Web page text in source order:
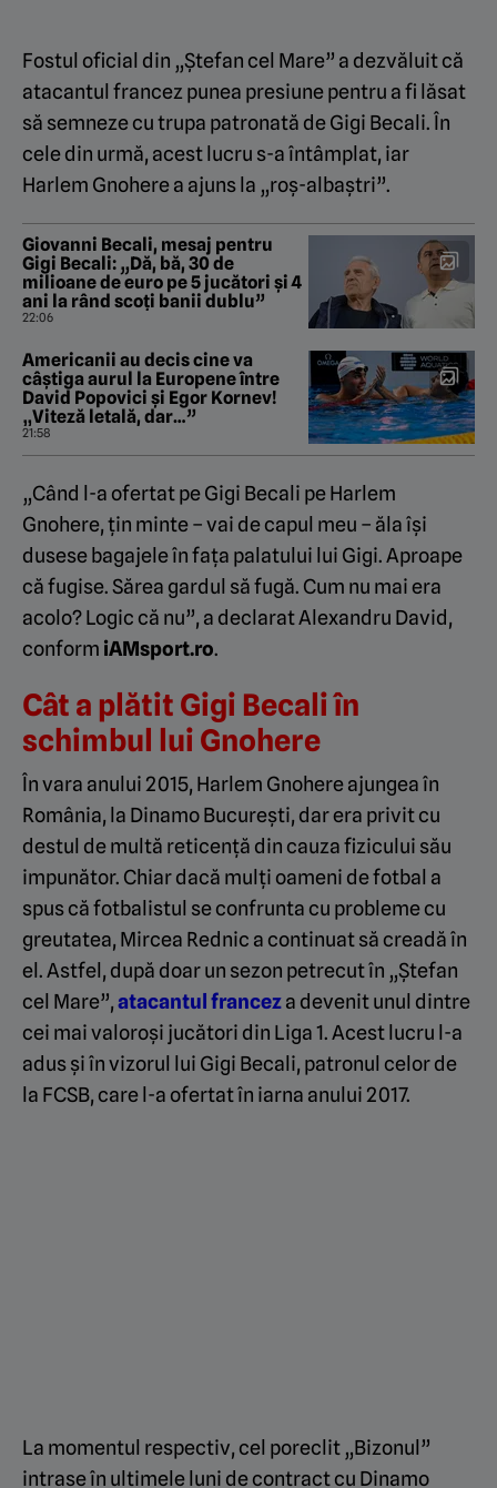
Fostul oficial din „Ștefan cel Mare” a dezvăluit că
atacantul francez punea presiune pentru a fi lăsat
să semneze cu trupa patronată de Gigi Becali. În
cele din urmă, acest lucru s-a întâmplat, iar
Harlem Gnohere a ajuns la „roș-albaștri”.
Giovanni Becali, mesaj pentru
Gigi Becali: „Dă, bă, 30 de
milioane de euro pe 5 jucători și 4
ani la rând scoți banii dublu”
22:06
Americanii au decis cine va
câștiga aurul la Europene între
David Popovici și Egor Kornev!
„Viteză letală, dar…”
21:58
„Când l-a ofertat pe Gigi Becali pe Harlem
Gnohere, țin minte – vai de capul meu – ăla își
dusese bagajele în fața palatului lui Gigi. Aproape
că fugise. Sărea gardul să fugă. Cum nu mai era
acolo? Logic că nu”, a declarat Alexandru David,
conform iAMsport.ro.
Cât a plătit Gigi Becali în
schimbul lui Gnohere
În vara anului 2015, Harlem Gnohere ajungea în
România, la Dinamo București, dar era privit cu
destul de multă reticență din cauza fizicului său
impunător. Chiar dacă mulți oameni de fotbal a
spus că fotbalistul se confrunta cu probleme cu
greutatea, Mircea Rednic a continuat să creadă în
el. Astfel, după doar un sezon petrecut în „Ștefan
cel Mare”,atacantul franceza devenit unul dintre
cei mai valoroși jucători din Liga 1. Acest lucru l-a
adus și în vizorul lui Gigi Becali, patronul celor de
la FCSB, care l-a ofertat în iarna anului 2017.
La momentul respectiv, cel poreclit „Bizonul”
intrase în ultimele luni de contract cu Dinamo